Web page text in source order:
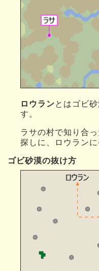
ロウランとはゴビ
す。
ラサの村で知り合
探しに、ロウラン
ゴビ砂漠の抜け方